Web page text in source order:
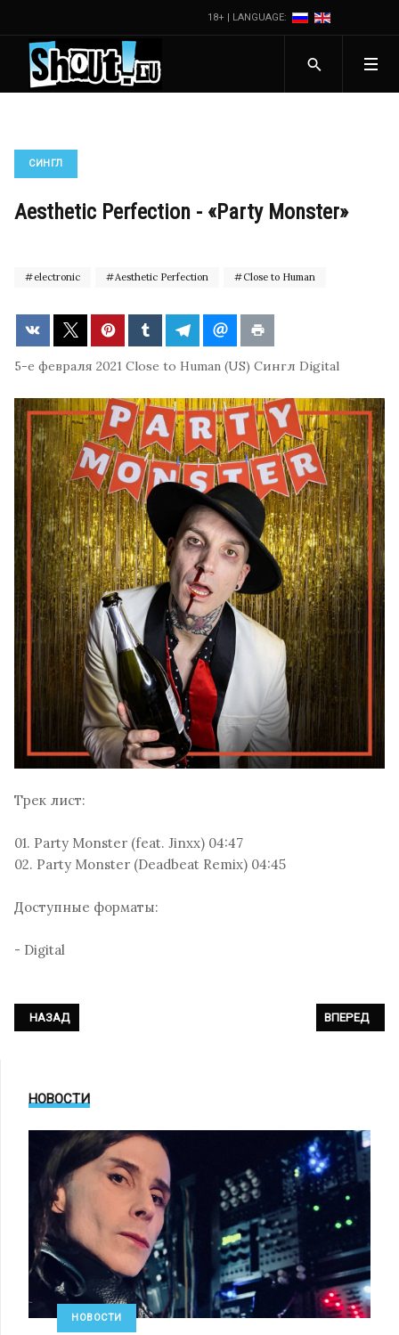
18+ | LANGUAGE:
СИНГЛ
Aesthetic Perfection - «Party Monster»
electronic Aesthetic Perfection Close to Human
5-е февраля 2021 Close to Human (US) Сингл Digital
Трек лист:
01. Party Monster (feat. Jinxx) 04:47
02. Party Monster (Deadbeat Remix) 04:45
Доступные форматы:
- Digital
ПРЕДЫДУЩИЙ: SCHILLER - «METROPOLIS»
НАЗАД СЛЕДУЮЩИЙ:
ВПЕРЕД
НОВОСТИ
НОВОСТИ